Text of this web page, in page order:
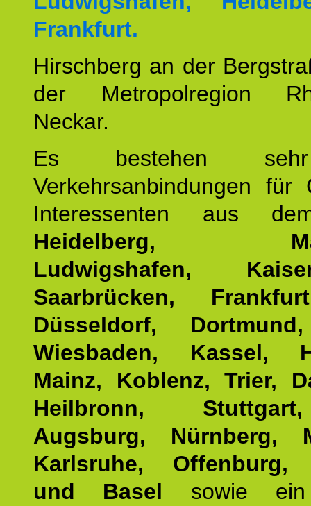
Frankfurt.
Hirschberg an der
der Metropolregion
Neckar.
Es bestehen
Verkehrsanbindungen für
Interessenten aus
Heidelberg,
Ludwigshafen,
Saarbrücken,
Düsseldorf,
Wiesbaden, Kassel,
Mainz, Koblenz, Trier,
Heilbronn,
Augsburg, Nürnberg,
Karlsruhe, Offenburg,
und Basel sowie ein